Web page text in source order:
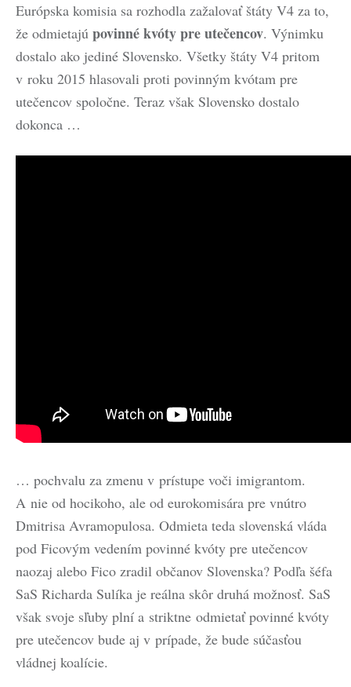
Európska komisia sa rozhodla zažalovať štáty V4 za to,
že odmietajú povinné kvóty pre utečencov. Výnimku
dostalo ako jediné Slovensko. Všetky štáty V4 pritom
v roku 2015 hlasovali proti povinným kvótam pre
utečencov spoločne. Teraz však Slovensko dostalo
dokonca …
… pochvalu za zmenu v prístupe voči imigrantom.
A nie od hocikoho, ale od eurokomisára pre vnútro
Dmitrisa Avramopulosa. Odmieta teda slovenská vláda
pod Ficovým vedením povinné kvóty pre utečencov
naozaj alebo Fico zradil občanov Slovenska? Podľa šéfa
SaS Richarda Sulíka je reálna skôr druhá možnosť. SaS
však svoje sľuby plní a striktne odmietať povinné kvóty
pre utečencov bude aj v prípade, že bude súčasťou
vládnej koalície.